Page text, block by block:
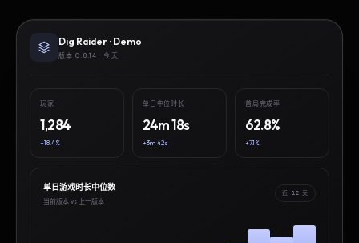
Dig Raider · Demo
版本 0.8.14 · 今天
玩家
1,284
+18.4%
单日中位时长
24m 18s
+3m 42s
首局完成率
62.8%
+7.1%
单日游戏时长中位数
当前版本 vs 上一版本
近 12 天